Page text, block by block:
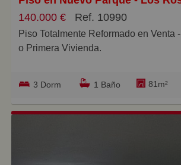
140.000 €
Ref. 10990
Piso Totalmente Reformado en Venta - Ideal Inversión
o Primera Vivienda.
¡Descubre este espectacular piso
reformado de 81 m²! Ubicado en una
los servicios necesarios, este hogar
3 Dorm 1 Baño 81m²